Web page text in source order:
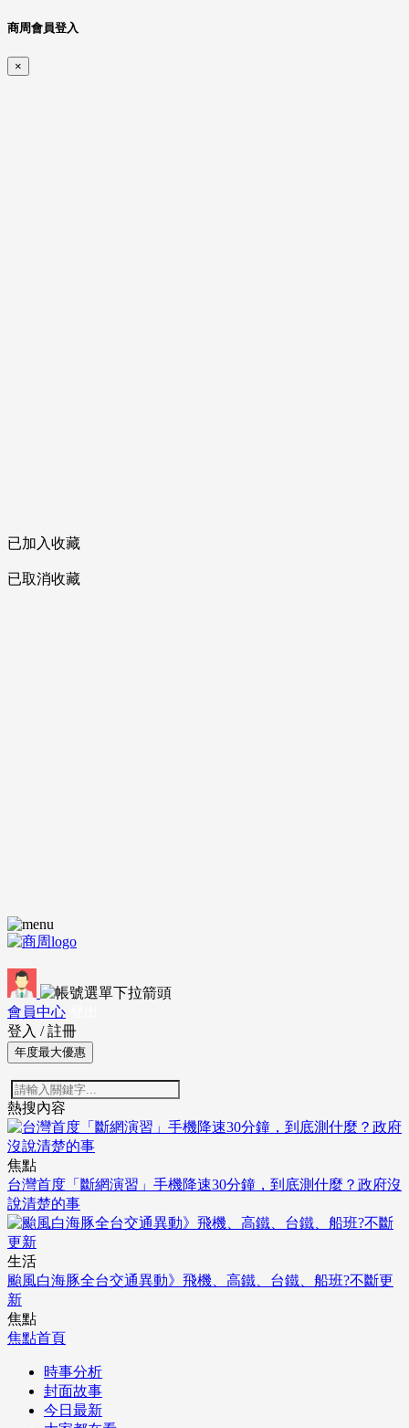
商周會員登入
×
已加入收藏
已取消收藏
會員中心
登入 / 註冊
年度最大優惠
熱搜內容
焦點
台灣首度「斷網演習」手機降速30分鐘，到底測什麼？政府沒
說清楚的事
生活
颱風白海豚全台交通異動》飛機、高鐵、台鐵、船班?不斷更
新
焦點
焦點首頁
時事分析
封面故事
今日最新